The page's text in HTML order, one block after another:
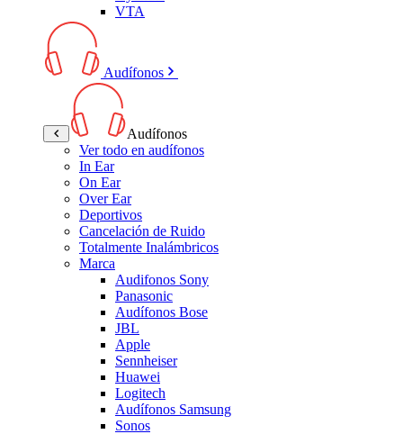
VTA
Audífonos
Audífonos
Ver todo en audífonos
In Ear
On Ear
Over Ear
Deportivos
Cancelación de Ruido
Totalmente Inalámbricos
Marca
Audifonos Sony
Panasonic
Audífonos Bose
JBL
Apple
Sennheiser
Huawei
Logitech
Audífonos Samsung
Sonos